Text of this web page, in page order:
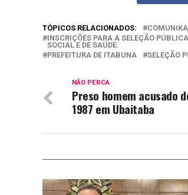
TÓPICOS RELACIONADOS: COMUNIKA
INSCRIÇÕES PARA A SELEÇÃO
SOCIAL E DE SAÚDE.
PREFEITURA DE ITABUNA
SELEÇÃO
NÃO PERCA
Preso homem acusado
1987 em Ubaitaba